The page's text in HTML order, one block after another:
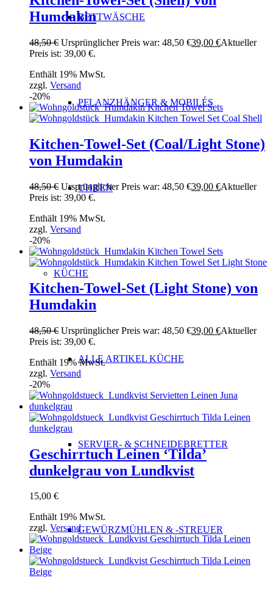
BETTWÄSCHE
PFLANZHÄNGER & MOBILÉS
UHREN
KÜCHE
ALLE ARTIKEL KÜCHE
SERVIER- & SCHNEIDEBRETTER
GEWÜRZMÜHLEN & -STREUER
Humdakin
48,50€ Ursprünglicher Preis war: 48,50 €39,00 €Aktueller
Preis ist: 39,00 €.
Enthält 19% MwSt.
zzgl. Versand
-20%
Kitchen-Towel-Set (Coal/Light Stone)
von Humdakin
48,50€ Ursprünglicher Preis war: 48,50 €39,00 €Aktueller
Preis ist: 39,00 €.
Enthält 19% MwSt.
zzgl. Versand
-20%
Kitchen-Towel-Set (Light Stone) von
Humdakin
48,50€ Ursprünglicher Preis war: 48,50 €39,00 €Aktueller
Preis ist: 39,00 €.
Enthält 19% MwSt.
zzgl. Versand
-20%
Geschirrtuch Leinen ‘Tilda’
dunkelgrau von Lundkvist
15,00 €
Enthält 19% MwSt.
zzgl. Versand